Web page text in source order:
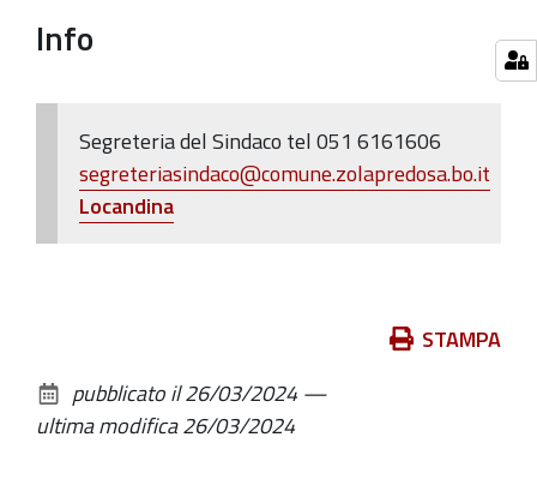
alle
10:00
Info
Segreteria del Sindaco tel 051 6161606
segreteriasindaco@comune.zolapredosa.bo.it
Locandina
documento
STAMPA
pubblicato il26/03/2024—
ultima modifica26/03/2024